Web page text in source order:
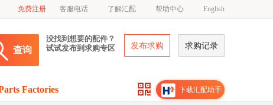
免费注册 客服电话 了解汇配 帮助中心 English
查询
没找到想要的配件？
试试发布到求购专区
发布求购 求购记录
Factories 下载汇配助手